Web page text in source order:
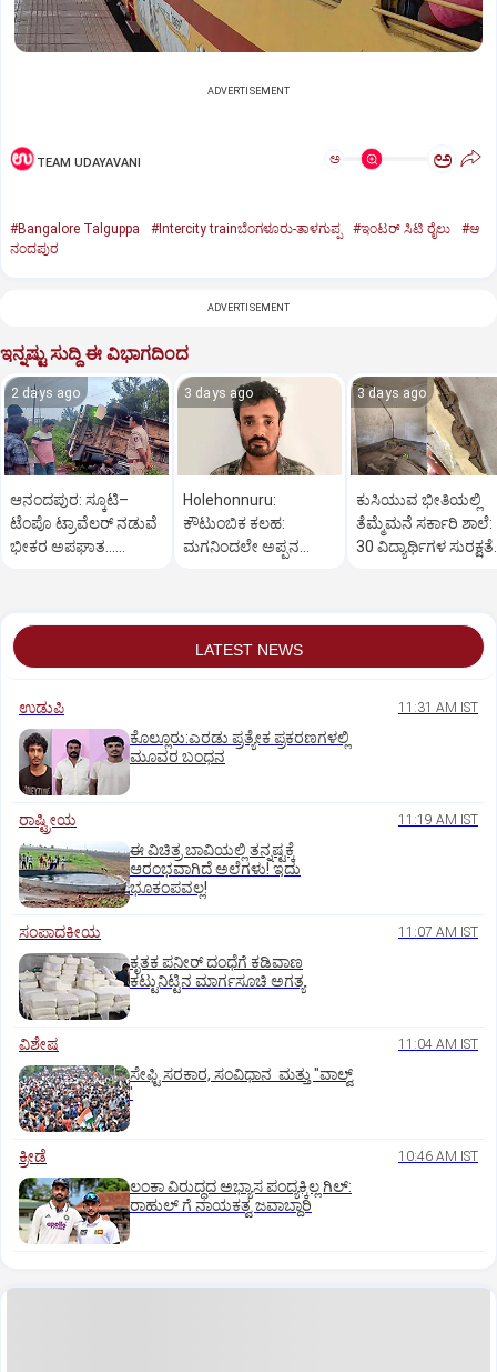
ADVERTISEMENT
TEAM UDAYAVANI ಅ ಅ
#Bangalore Talguppa #Intercity trainಬೆಂಗಳೂರು-ತಾಳಗುಪ್ಪ #ಇಂಟರ್ ಸಿಟಿ ರೈಲು
#ಆ
ನಂದಪುರ
ADVERTISEMENT
ಇನ್ನಷ್ಟು ಸುದ್ದಿ ಈ ವಿಭಾಗದಿಂದ
2 days ago
ಆನಂದಪುರ: ಸ್ಕೂಟಿ–
ಟೆಂಪೊ ಟ್ರಾವೆಲರ್ ನಡುವೆ
ಭೀಕರ ಅಪಘಾತ...
3 days ago
Holehonnuru:
ಕೌಟುಂಬಿಕ ಕಲಹ:
ಮಗನಿಂದಲೇ ಅಪ್ಪನ
3 days ago
ಕುಸಿಯುವ ಭೀತಿಯಲ್ಲಿ
ತೆಮ್ಮೆಮನೆ ಸರ್ಕಾರಿ ಶಾಲೆ:
30 ವಿದ್ಯಾರ್ಥಿಗಳ ಸುರಕ್ಷತೆ
LATEST NEWS
ಉಡುಪಿ 11:31 AM IST
ಕೊಲ್ಲೂರು:ಎರಡು ಪ್ರತ್ಯೇಕ ಪ್ರಕರಣಗಳಲ್ಲಿ
ಮೂವರ ಬಂಧನ
ರಾಷ್ಟ್ರೀಯ 11:19 AM IST
ಈ ವಿಚಿತ್ರ ಬಾವಿಯಲ್ಲಿ ತನ್ನಷ್ಟಕ್ಕೆ
ಆರಂಭವಾಗಿದೆ ಅಲೆಗಳು! ಇದು
ಭೂಕಂಪವಲ್ಲ!
ಸಂಪಾದಕೀಯ 11:07 AM IST
ಕೃತಕ ಪನೀರ್‌ ದಂಧೆಗೆ ಕಡಿವಾಣ
ಕಟ್ಟುನಿಟ್ಟಿನ ಮಾರ್ಗಸೂಚಿ ಅಗತ್ಯ
ವಿಶೇಷ 11:04 AM IST
ಸೇಫ್ಟಿ ಸರಕಾರ, ಸಂವಿಧಾನ ಮತ್ತು "ವಾಲ್ವ್
'
ಕ್ರೀಡೆ 10:46 AM IST
ಲಂಕಾ ವಿರುದ್ಧದ ಅಭ್ಯಾಸ ಪಂದ್ಯಕ್ಕಿಲ್ಲ ಗಿಲ್:‌
ರಾಹುಲ್‌ ಗೆ ನಾಯಕತ್ವ ಜವಾಬ್ದಾರಿ